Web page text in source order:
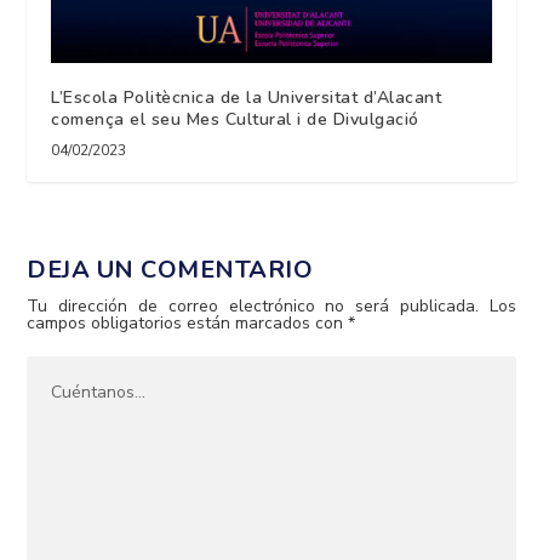
L’Escola Politècnica de la Universitat d’Alacant
comença el seu Mes Cultural i de Divulgació
04/02/2023
DEJA UN COMENTARIO
Tu dirección de correo electrónico no será publicada. Los
campos obligatorios están marcados con*